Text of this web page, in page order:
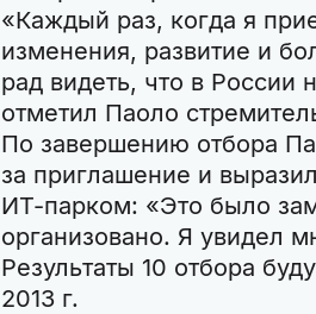
«Каждый раз, когда я
изменения, развитие и
рад видеть, что в России
отметил Паоло
По завершению отбора
за приглашение и
ИТ-парком: «Это было
организовано. Я увидел
Результаты 10 отбора
2013 г.